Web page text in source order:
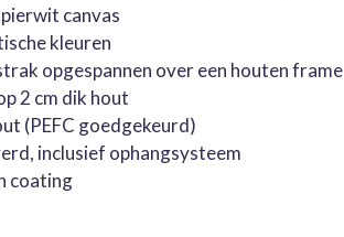
canvas
kleuren
opgespannen over een houten frame
2 cm dik hout
(PEFC goedgekeurd)
inclusief ophangsysteem
coating